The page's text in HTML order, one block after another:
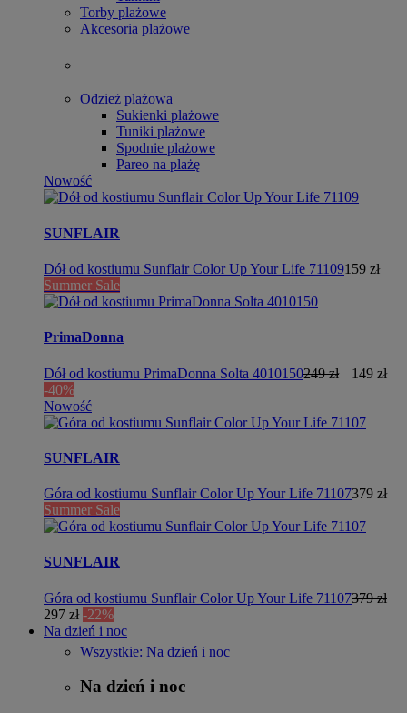
Torby plażowe
Akcesoria plażowe
Odzież plażowa
Sukienki plażowe
Tuniki plażowe
Spodnie plażowe
Pareo na plażę
Nowość
SUNFLAIR
Dół od kostiumu Sunflair Color Up Your Life 71109159 zł
Summer Sale
PrimaDonna
Dół od kostiumu PrimaDonna Solta 4010150249 zł
149 zł
-40%
Nowość
SUNFLAIR
Góra od kostiumu Sunflair Color Up Your Life 71107379 zł
Summer Sale
SUNFLAIR
Góra od kostiumu Sunflair Color Up Your Life 71107379 zł
297 zł -22%
Na dzień i noc
Wszystkie: Na dzień i noc
Na dzień i noc